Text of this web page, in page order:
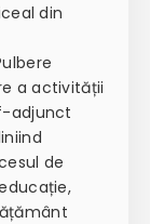
din
a activității
adjunct
de